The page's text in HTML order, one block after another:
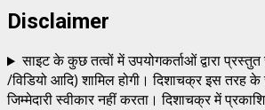
Disclaimer
साइट के कुछ तत्वों में उपयोगकर्ताओं द्वारा
/विडियो आदि) शामिल होगी। दिशाचक्र इस तरह के
जिम्मेदारी स्वीकार नहीं करता। दिशाचक्र में